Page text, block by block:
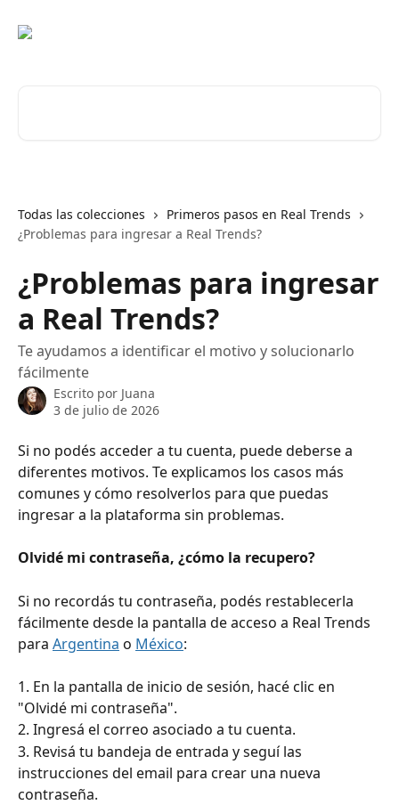
Todas las colecciones
Primeros pasos en Real Trends
¿Problemas para ingresar a Real Trends?
¿Problemas para ingresar
a Real Trends?
Te ayudamos a identificar el motivo y solucionarlo
fácilmente
Escrito por Juana
3 de julio de 2026
Si no podés acceder a tu cuenta, puede deberse a
diferentes motivos. Te explicamos los casos más
comunes y cómo resolverlos para que puedas
ingresar a la plataforma sin problemas.
Olvidé mi contraseña, ¿cómo la recupero?
Si no recordás tu contraseña, podés restablecerla
fácilmente desde la pantalla de acceso a Real Trends
para Argentina o México:
1. En la pantalla de inicio de sesión, hacé clic en
"Olvidé mi contraseña".
2. Ingresá el correo asociado a tu cuenta.
3. Revisá tu bandeja de entrada y seguí las
instrucciones del email para crear una nueva
contraseña.